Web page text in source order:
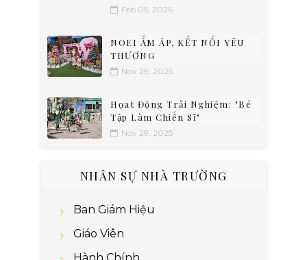
Feb 05, 2026
NOEI ẤM ÁP, KẾT NỐI YÊU
THƯƠNG
Nov 29, 2025
Họat Động Trải Nghiệm: "Bé
Tập Làm Chiến Sĩ"
Nov 29, 2025
NHÂN SỰ NHÀ TRƯỜNG
Ban Giám Hiệu
Giáo Viên